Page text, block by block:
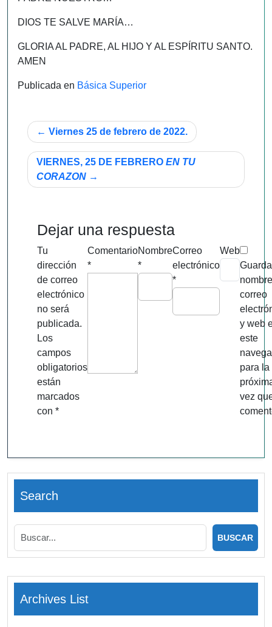
DIOS TE SALVE MARÍA…
GLORIA AL PADRE, AL HIJO Y AL ESPÍRITU SANTO.
AMEN
Publicada en Básica Superior
Navegación
de
entradas
Viernes 25 de febrero de 2022.
VIERNES, 25 DE FEBRERO EN TU
CORAZON
Dejar una respuesta
Tu
dirección
de correo
electrónico
no será
publicada.
Los
campos
obligatorios
están
marcados
con *
Comentario
*
Nombre
*
Correo
electrónico
*
Web
correo
y web
este
para la
vez
Search
Archives List